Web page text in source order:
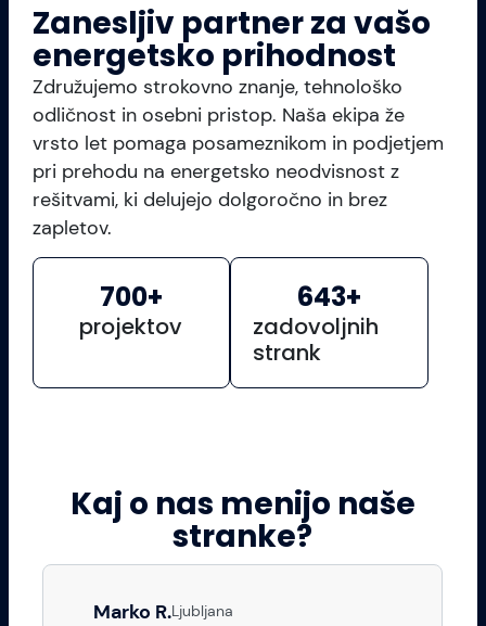
Zanesljiv partner za vašo
energetsko prihodnost
Združujemo strokovno znanje, tehnološko
odličnost in osebni pristop. Naša ekipa že
vrsto let pomaga posameznikom in podjetjem
pri prehodu na energetsko neodvisnost z
rešitvami, ki delujejo dolgoročno in brez
zapletov.
projektov
700+
zadovoljnih
strank
643+
Kaj o nas menijo naše
stranke?
Marko R.Ljubljana